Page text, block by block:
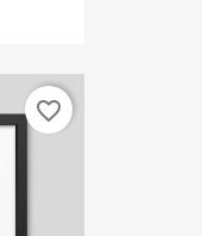
favorite_border